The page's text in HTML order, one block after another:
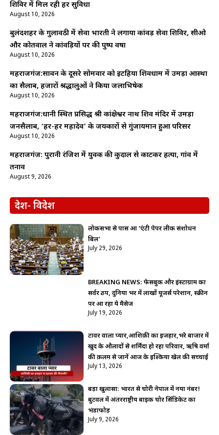
शिविर में मिल रही हर सुविधा
August 10, 2026
बुलंदशहर के गुलावठी में सेवा भारती ने लगाया कांवड़ सेवा शिविर, सीओ
और कोतवाल ने कांवड़ियों पर की पुष्प वर्षा
August 10, 2026
महराजगंज:सावन के दूसरे सोमवार को इटहिया शिवधाम में उमड़ा आस्था
का सैलाब, हजारों श्रद्धालुओं ने किया जलाभिषेक
August 10, 2026
महराजगंज:धानी स्थित प्रसिद्ध श्री कांक्षेश्वर नाथ शिव मंदिर में उमड़ा
जनसैलाब, ‘हर-हर महादेव’ के जयकारों से गुंजायमान हुआ परिसर
August 10, 2026
महराजगंज: पुरानी रंजिश में युवक की कुदाल से काटकर हत्या, गांव में
तनाव
August 9, 2026
देश- विदेश
लोकसभा से पास हुआ ‘एंटी पेपर लीक संशोधन
बिल’
July 29, 2026
BREAKING NEWS: फेसबुक और इंस्टाग्राम का
सर्वर ठप, दुनिया भर में लाखों यूजर्स परेशान, स्क्रीन
पर आ रहा ये मैसेज
July 19, 2026
टावर वाला प्यार,आशिक़ी का इजहार,भरे बाजार में
खुद के औलादों से शर्मिंदा हो रहा परिवार, ऋषि वर्मा
की क़लम से जानें आज के इश्किया खेल की सच्चाई
July 13, 2026
बड़ा खुलासा: भारत से चोरी नेपाल में नया नंबर!
बुटवल में अंतरराष्ट्रीय बाइक चोर सिंडिकेट का
भंडाफोड़
July 9, 2026